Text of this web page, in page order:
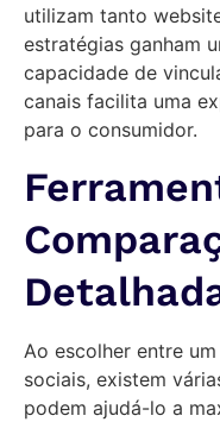
utilizam tanto
estratégias ganham
capacidade de
canais facilita uma
para o consumidor.
Ao escolher entre
sociais, existem
podem ajudá-lo a